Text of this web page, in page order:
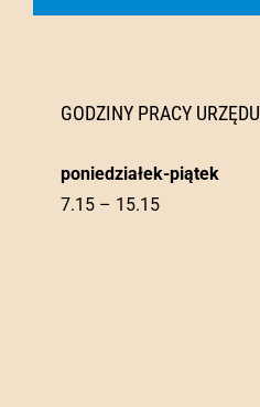
GODZINY PRACY URZĘDU
poniedziałek-piątek
7.15 – 15.15